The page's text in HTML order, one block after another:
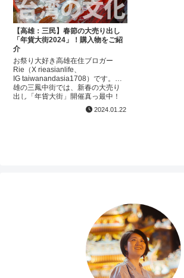
【高雄：三民】春節の大売り出し
「年貨大街2024」！購入物をご紹
介
お祭り大好き高雄在住ブロガー
Rie（X rieasianlife、
IG taiwanandasia1708）です。高
雄の三鳳中街では、新春の大売り
出し「年貨大街」開催真っ最中！
今年は、2024年1月20日〜2月9日
で開催しています。先日始ま...
2024.01.22